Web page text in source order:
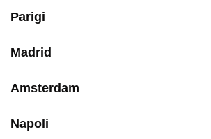
Parigi
Madrid
Amsterdam
Napoli